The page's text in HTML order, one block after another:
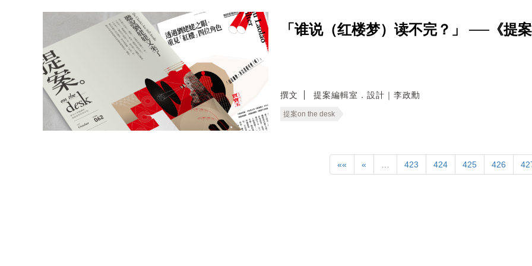
「谁说（红楼梦）读不完？」 ──《提
撰文 提案編輯室．設計｜李政勳
提案on the desk
«« « … 423 424 425 426